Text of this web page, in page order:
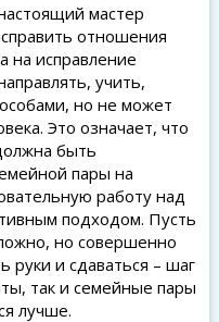
мастер
отношения
на исправление
учить,
но не может
Это означает, что
быть
пары на
работу над
подходом. Пусть
но совершенно
руки и сдаваться – шаг
так и семейные пары
лучше.